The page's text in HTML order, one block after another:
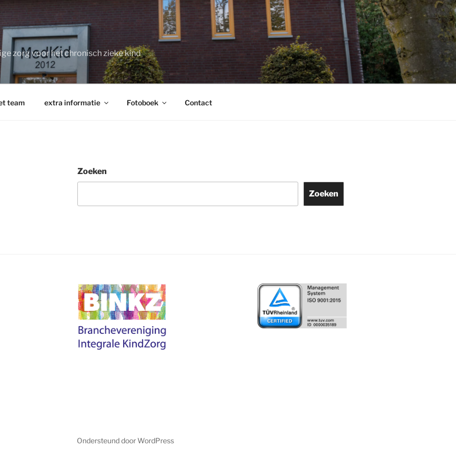
zorg voor het chronisch zieke kind
team extra informatie Fotoboek Contact
Zoeken
Zoeken
Ondersteund door WordPress